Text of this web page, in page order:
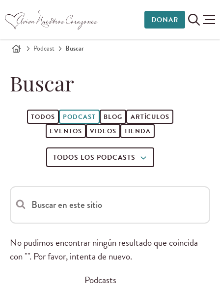
DONAR
Podcast Buscar
Buscar
TODOS PODCAST BLOG
ARTÍCULOS
EVENTOS
VIDEOS TIENDA
TODOS LOS PODCASTS
Buscar en este sitio
No pudimos encontrar ningún resultado que coincida
con "". Por favor, intenta de nuevo.
Podcasts